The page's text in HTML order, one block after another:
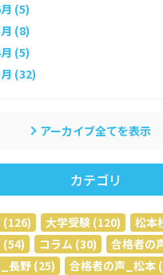
(5)
(8)
(5)
(32)
アーカイブ全てを表示
カテゴリ
(126) 大学受験 (120)
松本
(54)
コラム (30)
合格者の
長野 (25)
合格者の声_松本